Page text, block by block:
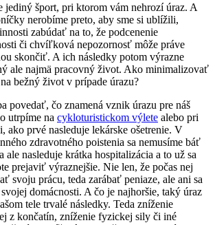
jediný šport, pri ktorom vám nehrozí úraz. A
nerobíme preto, aby sme si ublížili,
zabúdať na to, že podcenenie
či chvíľková nepozornosť môže práve
skončiť. A ich následky potom výrazne
ale najmä pracovný život. Ako minimalizovať
bežný život v prípade úrazu?
povedať, čo znamená vznik úrazu pre náš
utrpíme na cykloturistickom výlete alebo pri
ako prvé nasleduje lekárske ošetrenie. V
zdravotného poistenia sa nemusíme báť
ale nasleduje krátka hospitalizácia a to už sa
prejaviť výraznejšie. Nie len, že počas nej
svoju prácu, teda zarábať peniaze, ale ani sa
domácnosti. A čo je najhoršie, taký úraz
tele trvalé následky. Teda zníženie
z končatín, zníženie fyzickej sily či iné